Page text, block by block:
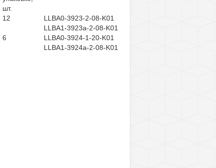
шт.
12
LLBA0-3923-2-08-K01
LLBA1-3923a-2-08-K01
6
LLBA0-3924-1-20-K01
LLBA1-3924a-2-08-K01